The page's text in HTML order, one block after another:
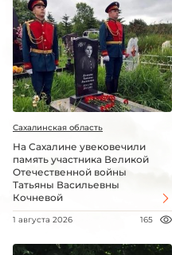
Сахалинская область
На Сахалине увековечили
память участника Великой
Отечественной войны
Татьяны Васильевны
Кочневой
1 августа 2026 165